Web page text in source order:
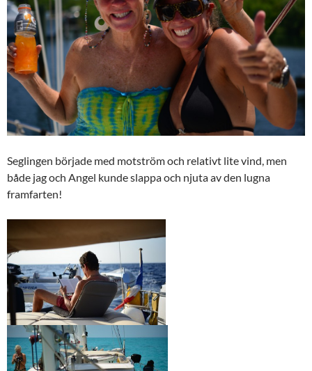
Seglingen började med motström och relativt lite vind, men
både jag och Angel kunde slappa och njuta av den lugna
framfarten!